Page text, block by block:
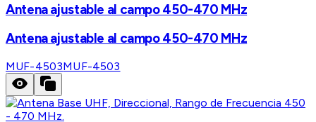
Antena ajustable al campo 450-470 MHz
Antena ajustable al campo 450-470 MHz
MUF-4503MUF-4503